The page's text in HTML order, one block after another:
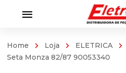
Home Loja ELETRICA
Seta Monza 82/87 90053340